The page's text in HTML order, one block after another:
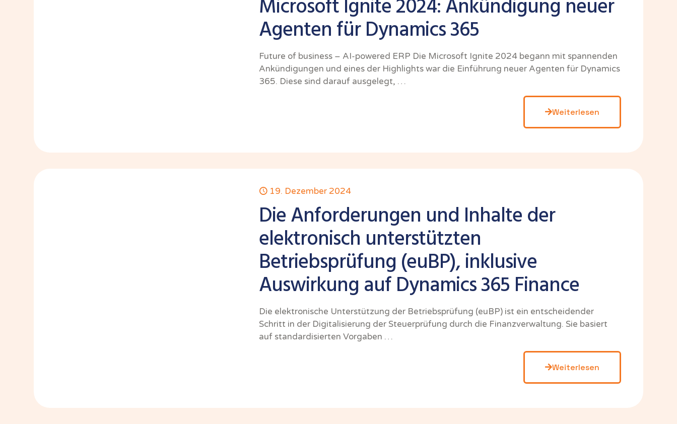
Microsoft Ignite 2024: Ankündigung neuer
Agenten für Dynamics 365
Future of business – AI-powered ERP Die Microsoft Ignite 2024 begann mit spannenden
Ankündigungen und eines der Highlights war die Einführung neuer Agenten für Dynamics
365. Diese sind darauf ausgelegt, …
Weiterlesen
19. Dezember 2024
Die Anforderungen und Inhalte der
elektronisch unterstützten
Betriebsprüfung (euBP), inklusive
Auswirkung auf Dynamics 365 Finance
Die elektronische Unterstützung der Betriebsprüfung (euBP) ist ein entscheidender
Schritt in der Digitalisierung der Steuerprüfung durch die Finanzverwaltung. Sie basiert
auf standardisierten Vorgaben …
Weiterlesen